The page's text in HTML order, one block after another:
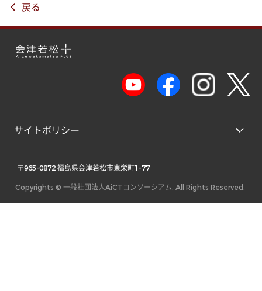
戻る
サイトポリシー
〒965-0872 福島県会津若松市東栄町1-77
Copyrights © 一般社団法人AiCTコンソーシアム, All Rights Reserved.